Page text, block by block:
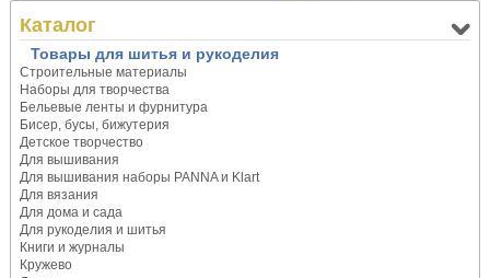
Каталог
Товары для шитья и рукоделия
Строительные материалы
Наборы для творчества
Бельевые ленты и фурнитура
Бисер, бусы, бижутерия
Детское творчество
Для вышивания
Для вышивания наборы PANNA и Klart
Для вязания
Для дома и сада
Для рукоделия и шитья
Книги и журналы
Кружево